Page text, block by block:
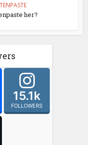
her?
15.1k
FOLLOWERS